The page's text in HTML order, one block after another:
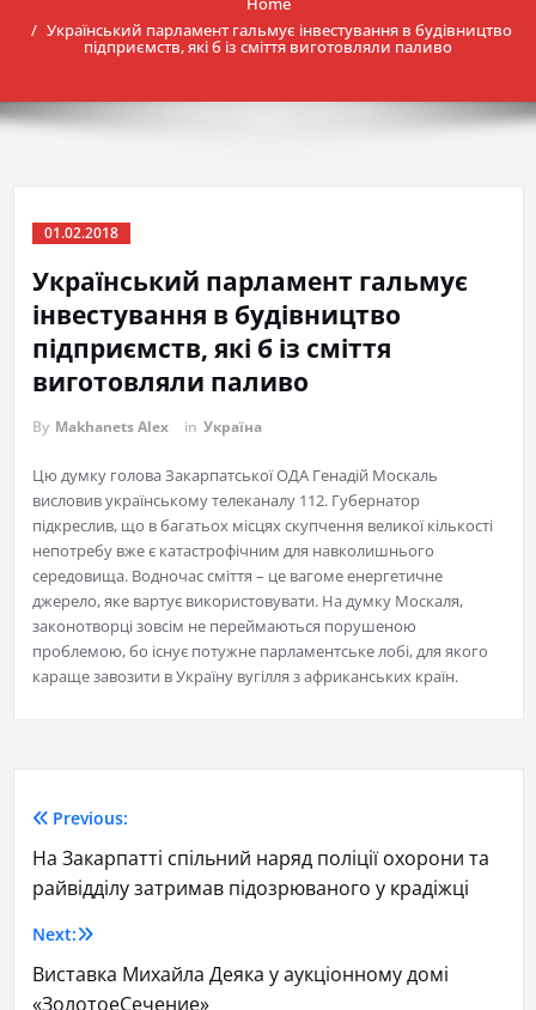
Український парламент гальмує інвестування в будівництво
підприємств, які б із сміття виготовляли паливо
01.02.2018
Український парламент гальмує
інвестування в будівництво
підприємств, які б із сміття
виготовляли паливо
By Makhanets Alex in Україна
Цю думку голова Закарпатської ОДА Генадій Москаль
висловив українському телеканалу 112. Губернатор
підкреслив, що в багатьох місцях скупчення великої кількості
непотребу вже є катастрофічним для навколишнього
середовища. Водночас сміття – це вагоме енергетичне
джерело, яке вартує використовувати. На думку Москаля,
законотворці зовсім не переймаються порушеною
проблемою, бо існує потужне парламентське лобі, для якого
караще завозити в Україну вугілля з африканських країн.
Previous:
На Закарпатті спільний наряд поліції охорони та
райвідділу затримав підозрюваного у крадіжці
Next:
Виставка Михайла Деяка у аукціонному домі
«ЗолотоеСечение»